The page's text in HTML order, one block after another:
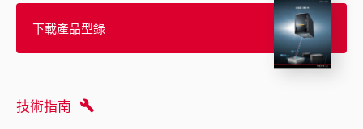
下載產品型錄
技術指南